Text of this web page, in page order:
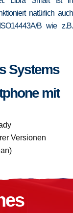
natürlich auch
B wie z.B.
Systems
mit
Versionen